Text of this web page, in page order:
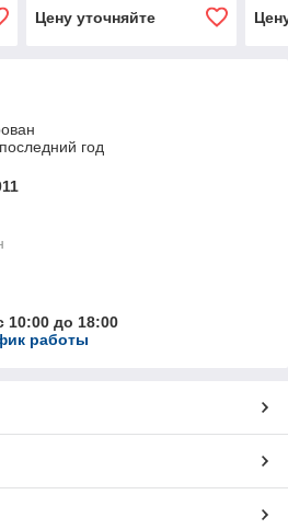
Цену уточняйте
год
10:00 до 18:00
работы